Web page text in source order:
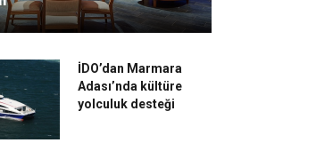
İDO’dan Marmara
Adası’nda kültüre
yolculuk desteği